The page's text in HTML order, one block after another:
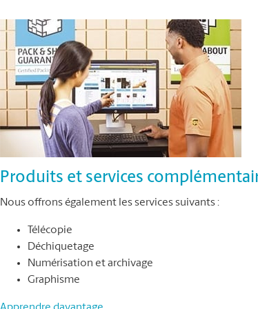
Produits et services
Nous offrons également les services suivants :
Télécopie
Déchiquetage
Numérisation et archivage
Graphisme